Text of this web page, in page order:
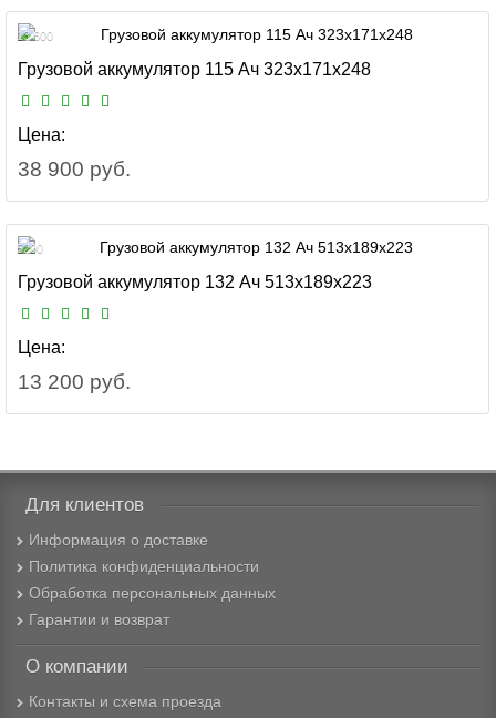
13 600
Грузовой аккумулятор 115 Ач 323x171x248
Цена:
38 900 руб.
5200
Грузовой аккумулятор 132 Ач 513x189x223
Цена:
13 200 руб.
Для клиентов
Информация о доставке
Политика конфиденциальности
Обработка персональных данных
Гарантии и возврат
О компании
Контакты и схема проезда